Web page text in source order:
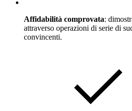
Affidabilità comprovata:
attraverso operazioni di serie di
convincenti.